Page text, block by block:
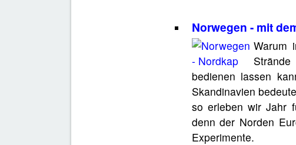
Norwegen - mit
Warum
bedienen lassen
Skandinavien
so erleben wir Jahr
denn der Norden
Experimente.